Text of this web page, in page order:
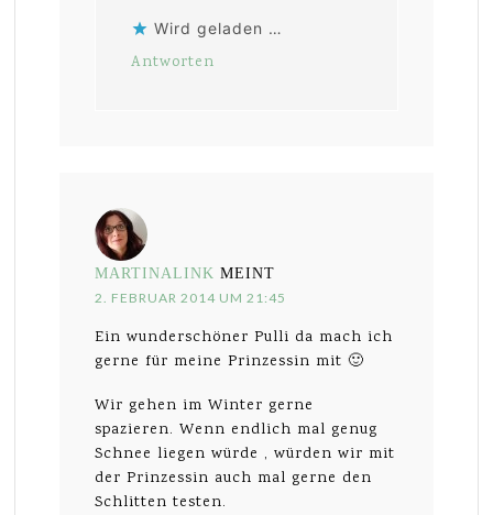
Wird geladen …
Antworten
MARTINALINK MEINT
2. FEBRUAR 2014 UM 21:45
Ein wunderschöner Pulli da mach ich
gerne für meine Prinzessin mit 🙂
Wir gehen im Winter gerne
spazieren. Wenn endlich mal genug
Schnee liegen würde , würden wir mit
der Prinzessin auch mal gerne den
Schlitten testen.